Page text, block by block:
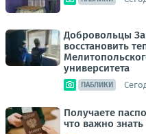
Добровольцы
восстановить
университета
ПАБЛИКИ
Получаете
что важно знать